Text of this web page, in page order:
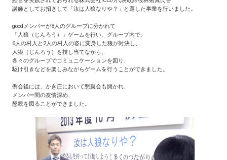
講師としてお招きして「汝は人狼なりや？」と題した事業を行いました。
goodメンバーが8人のグループに分かれて
「人狼（じんろう）」ゲームを行い、グループ内で、
6人の村人と2人の村人の姿に変身した狼が対決し、
人狼（じんろう）を捜し当てながら、
各々のグループでコミュニケーションを図り、
駆け引きなどを楽しみながらゲームを行うことができました。
例会後には、かき庄において懇親会も開かれ、
メンバー間の友情深め、
懇親を図ることができました。